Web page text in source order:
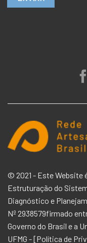
© 2021 - Este Website
Estruturação do
Diagnóstico e
Nº 2938579firmado
Governo do Brasil e a
UFMG -[Política de